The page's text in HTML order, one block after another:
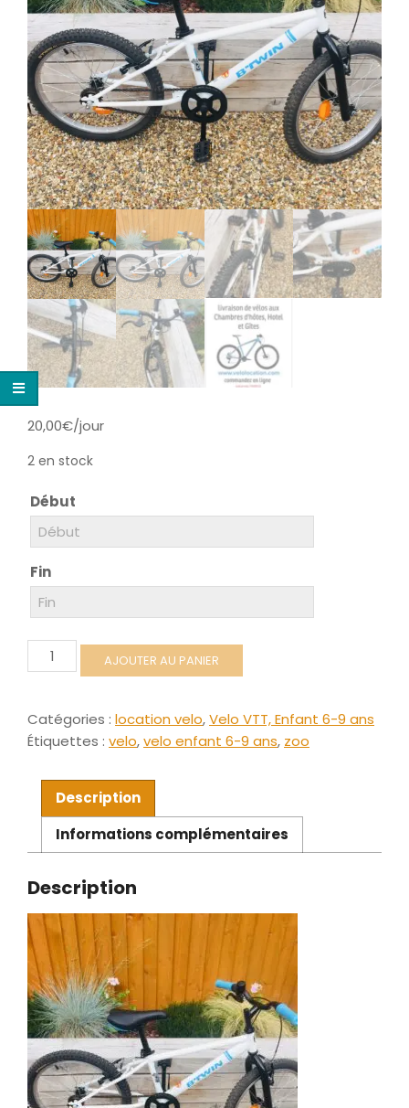
20,00€/jour
2 en stock
Début
Fin
quantité
de
enfant
6-
ans
AJOUTER AU PANIER
Catégories : location velo,Velo VTT, Enfant 6-9 ans
Étiquettes : velo,velo enfant 6-9 ans, zoo
Description
Informations complémentaires
Description